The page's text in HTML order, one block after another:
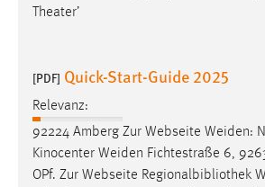
Theater’
[PDF] Quick-Start-Guide 2025
Relevanz:
92224 Amberg Zur Webseite Weiden:
Kinocenter Weiden Fichtestraße 6,
OPf. Zur Webseite Regionalbibliothek